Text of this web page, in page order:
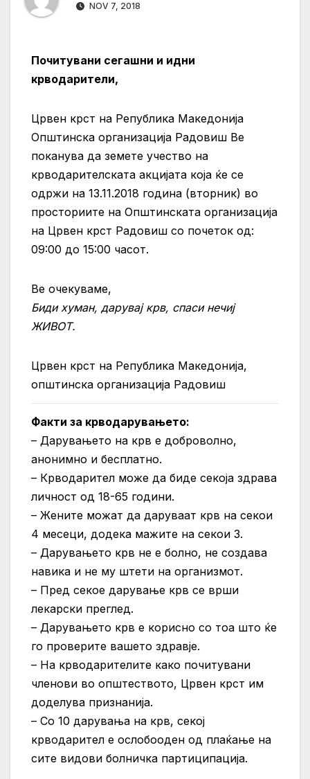
NOV 7, 2018
Почитувани сегашни и идни
крводарители,
Црвен крст на Република Македонија
Општинска организација Радовиш Ве
поканува да земете учество на
крводарителската акцијата која ќе се
одржи на 13.11.2018 година (вторник) во
просториите на Општинската организација
на Црвен крст Радовиш со почеток од:
09:00 до 15:00 часот.
Ве очекуваме,
Биди хуман, дарувај крв, спаси нечиј
ЖИВОТ.
Црвен крст на Република Македонија,
општинска организација Радовиш
Факти за крводарувањето:
– Дарувањето на крв е доброволно,
анонимно и бесплатно.
– Крводарител може да биде секоја здрава
личност од 18-65 години.
– Жените можат да даруваат крв на секои
4 месеци, додека мажите на секои 3.
– Дарувањето крв не е болно, не создава
навика и не му штети на организмот.
– Пред секое дарување крв се врши
лекарски преглед.
– Дарувањето крв е корисно со тоа што ќе
го проверите вашето здравје.
– На крводарителите како почитувани
членови во општеството, Црвен крст им
доделува признанија.
– Со 10 дарувања на крв, секој
крводарител е ослобооден од плаќање на
сите видови болничка партиципација.